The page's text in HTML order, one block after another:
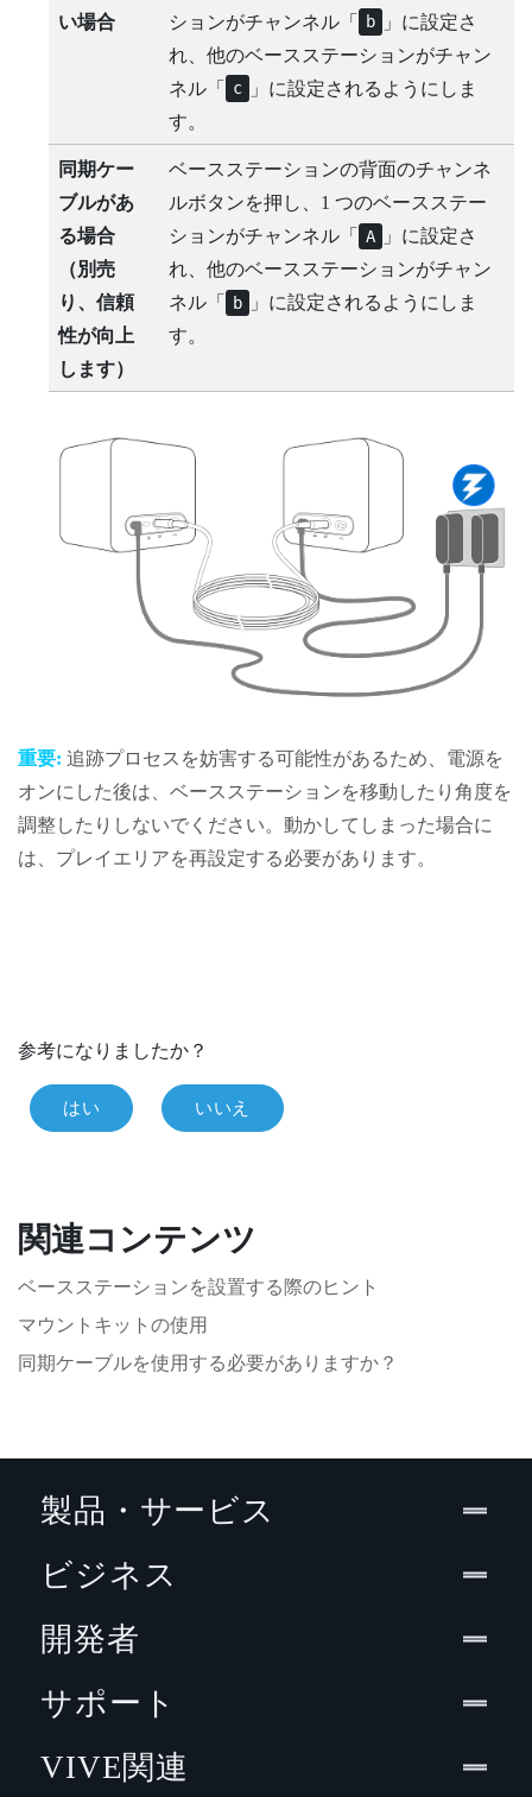
い場合
ションがチャンネル「
b
」に設定さ
れ、他のベースステーションがチャン
ネル「
c
」に設定されるようにしま
す。
同期ケー
ブルがあ
る場合
（別売
り、信頼
性が向上
します）
ベースステーションの背面のチャンネ
ルボタンを押し、1 つのベースステー
ションがチャンネル「
A
」に設定さ
れ、他のベースステーションがチャン
ネル「
b
」に設定されるようにしま
す。
重要: 追跡プロセスを妨害する可能性があるため、電源を
オンにした後は、ベースステーションを移動したり角度を
調整したりしないでください。動かしてしまった場合に
は、プレイエリアを再設定する必要があります。
参考になりましたか？
はい いいえ
関連コンテンツ
ベースステーションを設置する際のヒント
マウントキットの使用
同期ケーブルを使用する必要がありますか？
製品・サービス
ビジネス
開発者
サポート
VIVE関連